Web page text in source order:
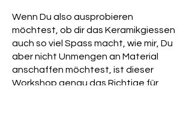
Wenn Du also ausprobieren
möchtest, ob dir das Keramikgiessen
auch so viel Spass macht, wie mir, Du
aber nicht Unmengen an Material
anschaffen möchtest, ist dieser
Workshop genau das Richtige für